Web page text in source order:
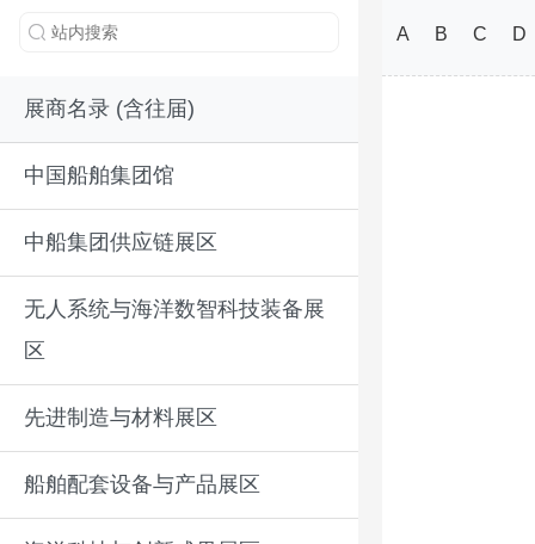
展商名录 (含往届)
中国船舶集团馆
中船集团供应链展区
无人系统与海洋数智科技装备展
区
先进制造与材料展区
船舶配套设备与产品展区
A B C D